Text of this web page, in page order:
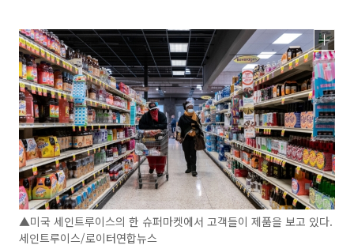
▲미국 세인트루이스의 한 슈퍼마켓에서 고객들이 제품을 보고 있다.
세인트루이스/로이터연합뉴스